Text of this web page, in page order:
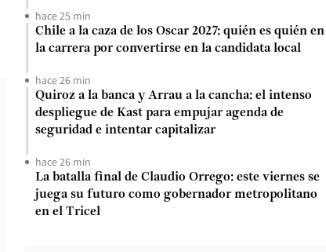
hace 25 min
Chile a la caza de los Oscar 2027: quién es quién en
la carrera por convertirse en la candidata local
hace 26 min
Quiroz a la banca y Arrau a la cancha: el intenso
despliegue de Kast para empujar agenda de
seguridad e intentar capitalizar
hace 26 min
La batalla final de Claudio Orrego: este viernes se
juega su futuro como gobernador metropolitano
en el Tricel